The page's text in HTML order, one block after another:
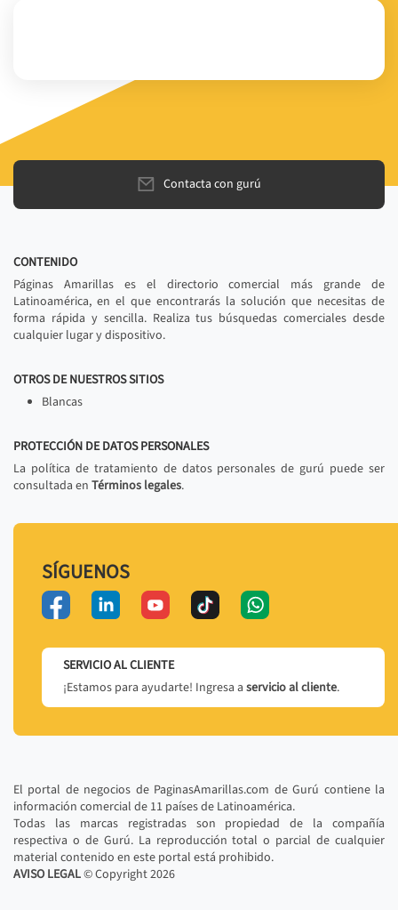
Contacta con gurú
CONTENIDO
Páginas Amarillas es el directorio comercial más grande de
Latinoamérica, en el que encontrarás la solución que necesitas de
forma rápida y sencilla. Realiza tus búsquedas comerciales desde
cualquier lugar y dispositivo.
OTROS DE NUESTROS SITIOS
Blancas
PROTECCIÓN DE DATOS PERSONALES
La política de tratamiento de datos personales de gurú puede ser
consultada en Términos legales.
SÍGUENOS
SERVICIO AL CLIENTE
¡Estamos para ayudarte! Ingresa a servicio al cliente.
El portal de negocios de PaginasAmarillas.com de Gurú contiene la
información comercial de 11 países de Latinoamérica.
Todas las marcas registradas son propiedad de la compañía
respectiva o de Gurú. La reproducción total o parcial de cualquier
material contenido en este portal está prohibido.
AVISO LEGAL© Copyright2026